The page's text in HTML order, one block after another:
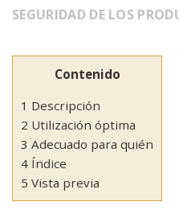
SEGURIDAD DE LOS
Contenido
1 Descripción
2 Utilización óptima
3 Adecuado para quién
4 Índice
5 Vista previa